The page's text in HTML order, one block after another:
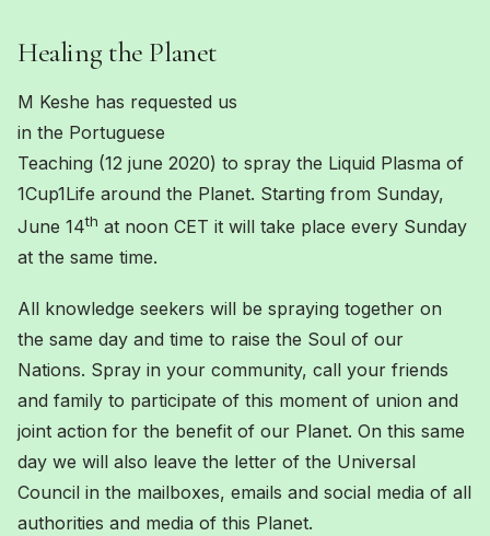
Healing the Planet
M Keshe has requested us
in the Portuguese
Teaching (12 june 2020) to spray the Liquid Plasma of
1Cup1Life around the Planet. Starting from Sunday,
June 14th at noon CET it will take place every Sunday
at the same time.
All knowledge seekers will be spraying together on
the same day and time to raise the Soul of our
Nations. Spray in your community, call your friends
and family to participate of this moment of union and
joint action for the benefit of our Planet. On this same
day we will also leave the letter of the Universal
Council in the mailboxes, emails and social media of all
authorities and media of this Planet.